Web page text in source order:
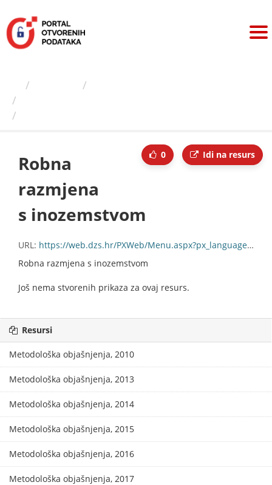
sadržaj
0 Idi na resurs
Robna
razmjena
s inozemstvom
URL: https://web.dzs.hr/PXWeb/Menu.aspx?px_language=hr&px_type=PX&px_db=Robna+razmjena+s+inozemstvom
Robna razmjena s inozemstvom
Još nema stvorenih prikaza za ovaj resurs.
Resursi
Metodološka objašnjenja, 2010
Metodološka objašnjenja, 2013
Metodološka objašnjenja, 2014
Metodološka objašnjenja, 2015
Metodološka objašnjenja, 2016
Metodološka objašnjenja, 2017